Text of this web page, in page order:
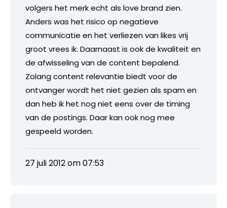
volgers het merk echt als love brand zien.
Anders was het risico op negatieve
communicatie en het verliezen van likes vrij
groot vrees ik. Daarnaast is ook de kwaliteit en
de afwisseling van de content bepalend.
Zolang content relevantie biedt voor de
ontvanger wordt het niet gezien als spam en
dan heb ik het nog niet eens over de timing
van de postings. Daar kan ook nog mee
gespeeld worden.
27 juli 2012 om 07:53